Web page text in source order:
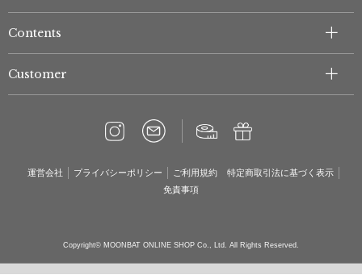
Contents
Customer
運営会社 プライバシーポリシー ご利用規約
特定商取引法に基づく表示
免責事項
Copyright© MOONBAT ONLINE SHOP Co., Ltd. All Rights Reserved.